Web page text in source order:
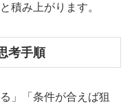
積み上がります。
考手順
」「条件が合えば狙